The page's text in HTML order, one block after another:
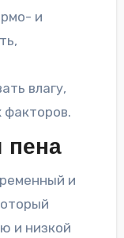
и
влагу,
пена
и
и низкой